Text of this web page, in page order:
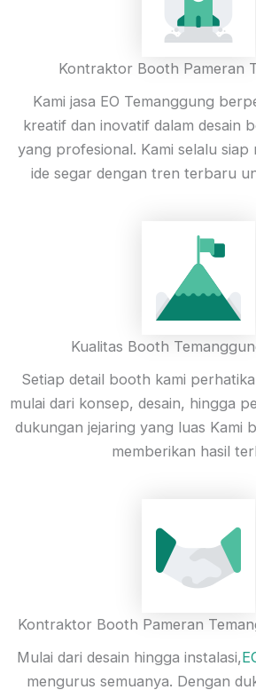
Kontraktor Booth Pameran
Kami jasa EO Temanggung
kreatif dan inovatif dalam desain
yang profesional. Kami selalu siap
ide segar dengan tren terbaru
Kualitas Booth
Setiap detail booth kami
mulai dari konsep, desain, hingga
dukungan jejaring yang luas Kami
memberikan hasil
Kontraktor Booth Pameran
Mulai dari desain hingga instalasi,
mengurus semuanya. Dengan